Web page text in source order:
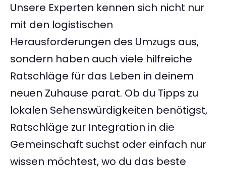
Unsere Experten kennen sich nicht nur
mit den logistischen
Herausforderungen des Umzugs aus,
sondern haben auch viele hilfreiche
Ratschläge für das Leben in deinem
neuen Zuhause parat. Ob du Tipps zu
lokalen Sehenswürdigkeiten benötigst,
Ratschläge zur Integration in die
Gemeinschaft suchst oder einfach nur
wissen möchtest, wo du das beste